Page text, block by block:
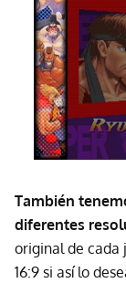
También
diferentes
original de cada
16:9 si así lo